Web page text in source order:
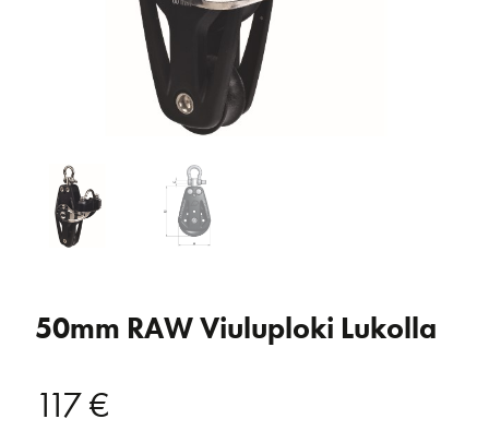
50mm RAW Viuluploki Lukolla
117€